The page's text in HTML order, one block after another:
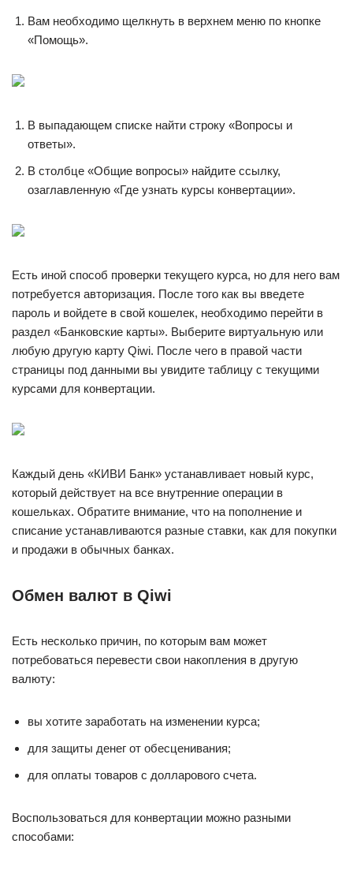
Вам необходимо щелкнуть в верхнем меню по кнопке
«Помощь».
В выпадающем списке найти строку «Вопросы и
ответы».
В столбце «Общие вопросы» найдите ссылку,
озаглавленную «Где узнать курсы конвертации».
Есть иной способ проверки текущего курса, но для него вам
потребуется авторизация. После того как вы введете
пароль и войдете в свой кошелек, необходимо перейти в
раздел «Банковские карты». Выберите виртуальную или
любую другую карту Qiwi. После чего в правой части
страницы под данными вы увидите таблицу с текущими
курсами для конвертации.
Каждый день «КИВИ Банк» устанавливает новый курс,
который действует на все внутренние операции в
кошельках. Обратите внимание, что на пополнение и
списание устанавливаются разные ставки, как для покупки
и продажи в обычных банках.
Обмен валют в Qiwi
Есть несколько причин, по которым вам может
потребоваться перевести свои накопления в другую
валюту:
вы хотите заработать на изменении курса;
для защиты денег от обесценивания;
для оплаты товаров с долларового счета.
Воспользоваться для конвертации можно разными
способами: